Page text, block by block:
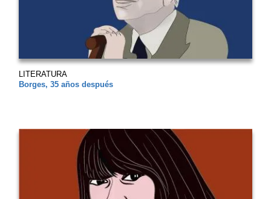
LITERATURA
Borges, 35 años después